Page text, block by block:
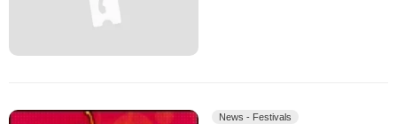
News - Festivals